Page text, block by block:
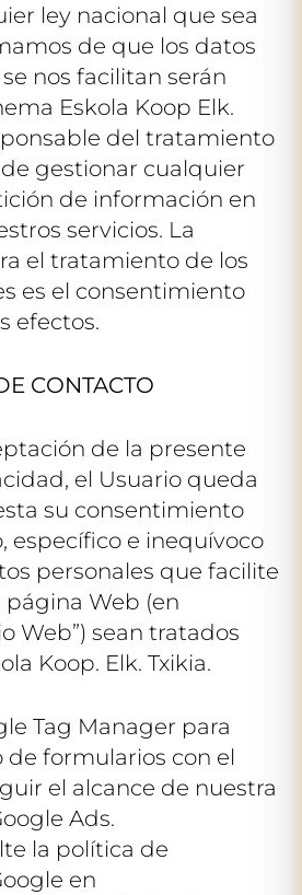
ley nacional que sea
de que los datos
nos facilitan serán
Eskola Koop Elk.
del tratamiento
gestionar cualquier
de información en
servicios. La
el tratamiento de los
es el consentimiento
efectos.
CONTACTO
de la presente
el Usuario queda
su consentimiento
específico e inequívoco
personales que facilite
página Web (en
Web”) sean tratados
Koop. Elk. Txikia.
Tag Manager para
de formularios con el
el alcance de nuestra
Ads.
la política de
en